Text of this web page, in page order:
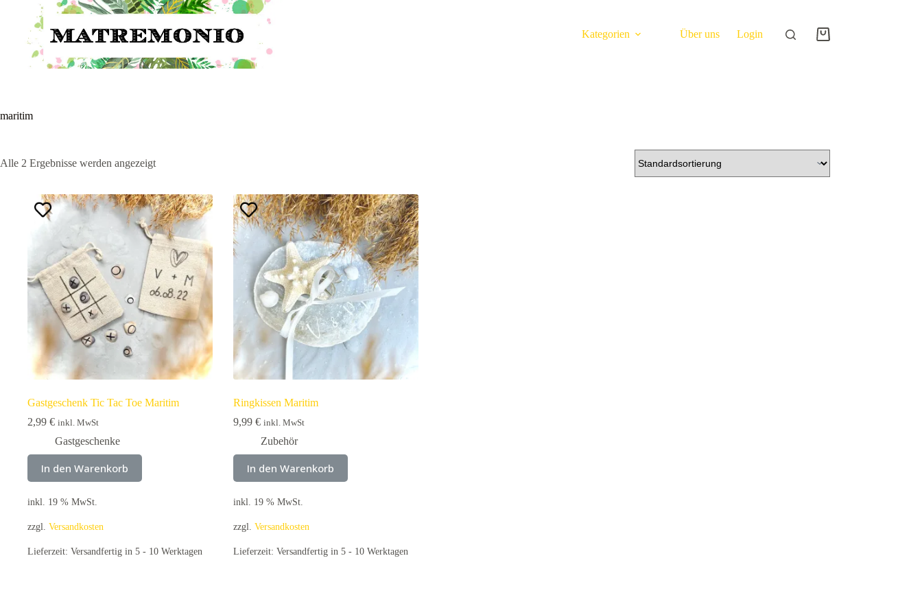
Kategorien Über uns Login
maritim
Alle 2 Ergebnisse werden angezeigt
Gastgeschenk Tic Tac Toe Maritim
2,99 € inkl. MwSt
Gastgeschenke
In den Warenkorb
inkl. 19 % MwSt.
zzgl. Versandkosten
Lieferzeit: Versandfertig in 5 - 10 Werktagen
Ringkissen Maritim
9,99 € inkl. MwSt
Zubehör
In den Warenkorb
inkl. 19 % MwSt.
zzgl. Versandkosten
Lieferzeit: Versandfertig in 5 - 10 Werktagen